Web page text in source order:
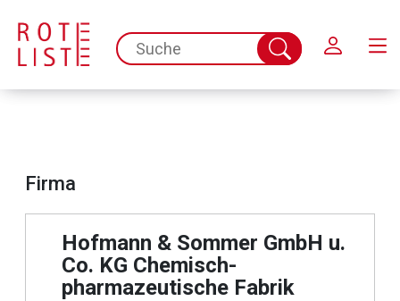
spc.search.input.placeholder
Suche
abschicken
Firma
Hofmann & Sommer GmbH u.
Co. KG Chemisch-
pharmazeutische Fabrik